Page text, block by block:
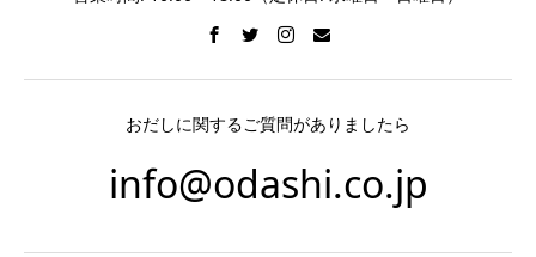
おだしに関するご質問がありましたら
info@odashi.co.jp